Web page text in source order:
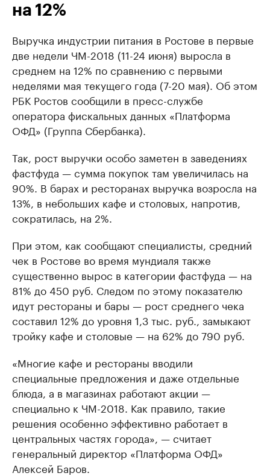
на 12%
Выручка индустрии питания в Ростове в первые
две недели ЧМ-2018 (11-24 июня) выросла в
среднем на 12% по сравнению с первыми
неделями мая текущего года (7-20 мая). Об этом
РБК Ростов сообщили в пресс-службе
оператора фискальных данных «Платформа
ОФД» (Группа Сбербанка).
Так, рост выручки особо заметен в заведениях
фастфуда — сумма покупок там увеличилась на
90%. В барах и ресторанах выручка возросла на
13%, в небольших кафе и столовых, напротив,
сократилась, на 2%.
При этом, как сообщают специалисты, средний
чек в Ростове во время мундиаля также
существенно вырос в категории фастфуда — на
81% до 450 руб. Следом по этому показателю
идут рестораны и бары — рост среднего чека
составил 12% до уровня 1,3 тыс. руб., замыкают
тройку кафе и столовые — на 62% до 790 руб.
«Многие кафе и рестораны вводили
специальные предложения и даже отдельные
блюда, а в магазинах работают акции —
специально к ЧМ-2018. Как правило, такие
решения особенно эффективно работает в
центральных частях города», — считает
генеральный директор «Платформа ОФД»
Алексей Баров.